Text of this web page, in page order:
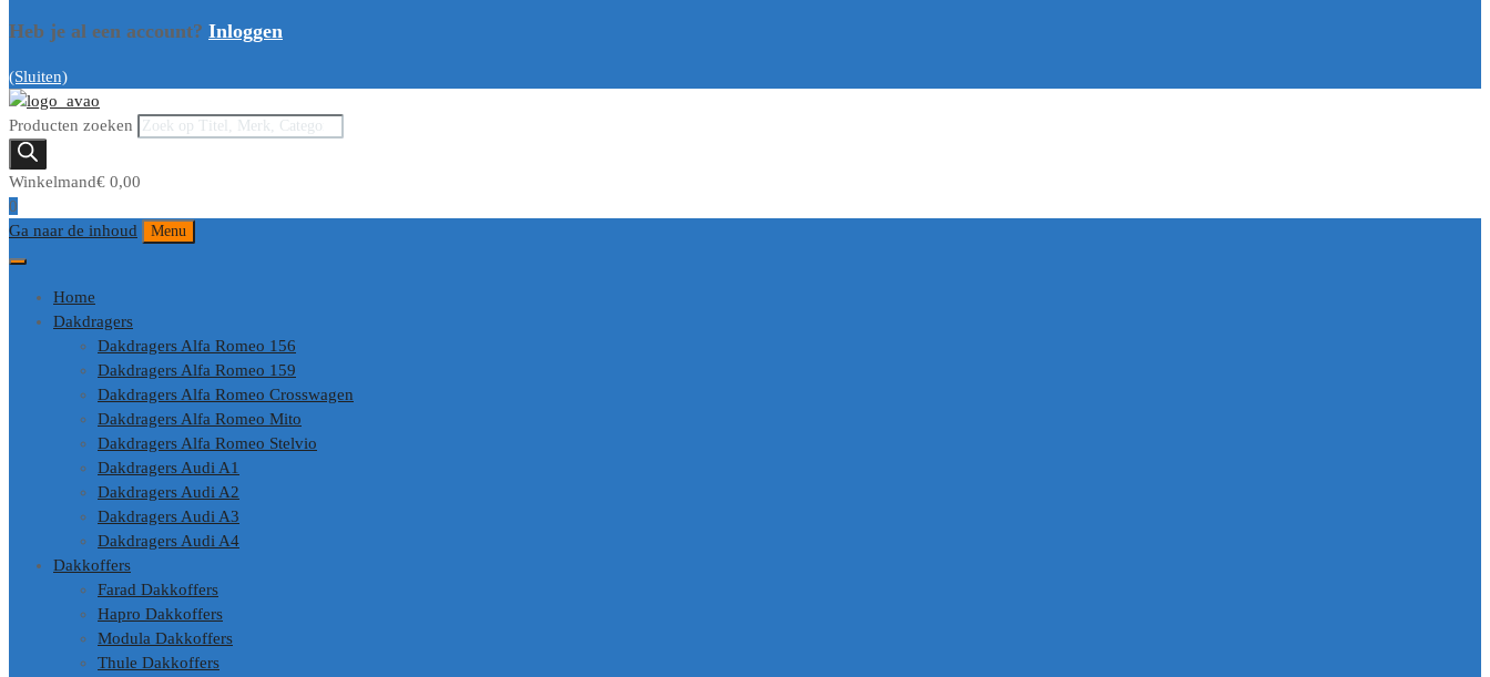
Heb je al een account? Inloggen
(Sluiten)
Producten zoeken
Winkelmand€ 0,00
0
Ga naar de inhoud
Menu
Home
Dakdragers
Dakdragers Alfa Romeo 156
Dakdragers Alfa Romeo 159
Dakdragers Alfa Romeo Crosswagen
Dakdragers Alfa Romeo Mito
Dakdragers Alfa Romeo Stelvio
Dakdragers Audi A1
Dakdragers Audi A2
Dakdragers Audi A3
Dakdragers Audi A4
Dakkoffers
Farad Dakkoffers
Hapro Dakkoffers
Modula Dakkoffers
Thule Dakkoffers